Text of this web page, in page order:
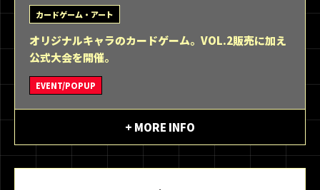
カードゲーム・アート
オリジナルキャラのカードゲーム。VOL.2販売に加え
公式大会を開催。
EVENT/POPUP
+ MORE INFO